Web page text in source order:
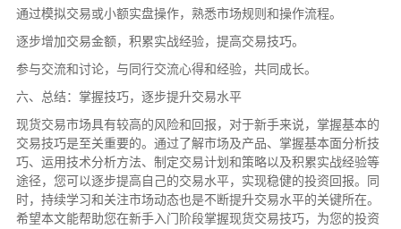
通过模拟交易或小额实盘操作，熟悉市场规则和操作流程。
逐步增加交易金额，积累实战经验，提高交易技巧。
参与交流和讨论，与同行交流心得和经验，共同成长。
六、总结：掌握技巧，逐步提升交易水平
现货交易市场具有较高的风险和回报，对于新手来说，掌握基本的
交易技巧是至关重要的。通过了解市场及产品、掌握基本面分析技
巧、运用技术分析方法、制定交易计划和策略以及积累实战经验等
途径，您可以逐步提高自己的交易水平，实现稳健的投资回报。同
时，持续学习和关注市场动态也是不断提升交易水平的关键所在。
希望本文能帮助您在新手入门阶段掌握现货交易技巧，为您的投资